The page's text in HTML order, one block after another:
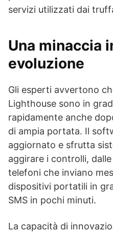
servizi utilizzati dai
Una minaccia
evoluzione
Gli esperti avvertono
Lighthouse sono in
rapidamente anche
di ampia portata. Il
aggiornato e sfrutta
aggirare i controlli, dalle
telefoni che inviano
dispositivi portatili in
SMS in pochi minuti.
La capacità di